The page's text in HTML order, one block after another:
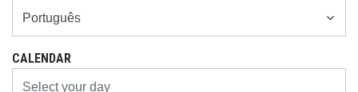
CALENDAR